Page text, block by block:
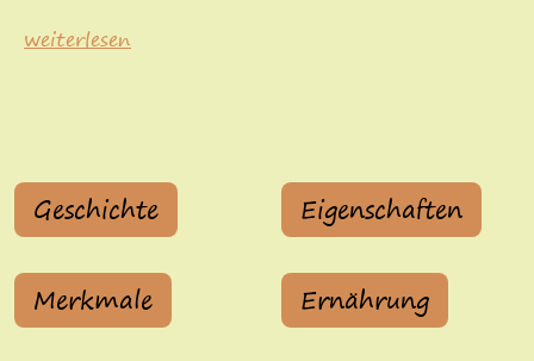
weiterlesen
Geschichte Eigenschaften
Merkmale Ernährung